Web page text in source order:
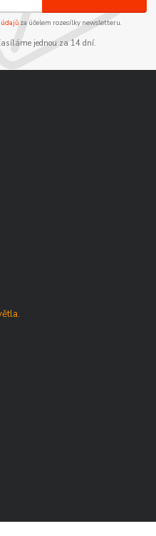
za účelem rozesílky newsletteru.
jednou za 14 dní.